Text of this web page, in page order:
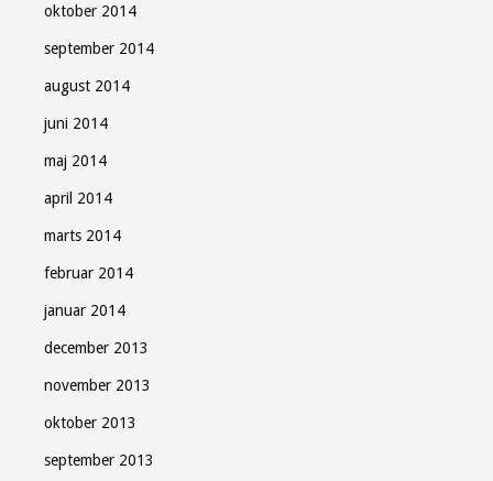
oktober 2014
september 2014
august 2014
juni 2014
maj 2014
april 2014
marts 2014
februar 2014
januar 2014
december 2013
november 2013
oktober 2013
september 2013